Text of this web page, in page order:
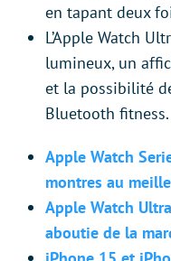
en tapant deux
L’Apple Watch
lumineux, un
et la possibilité
Bluetooth fitness.
Apple Watch
montres au
Apple Watch
aboutie de la